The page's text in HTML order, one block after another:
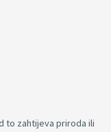
to zahtijeva priroda ili